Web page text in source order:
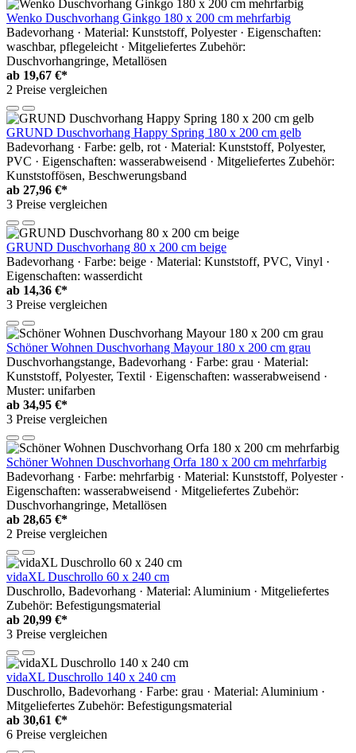
Wenko Duschvorhang Ginkgo 180 x 200 cm mehrfarbig
Badevorhang · Material: Kunststoff, Polyester · Eigenschaften:
waschbar, pflegeleicht · Mitgeliefertes Zubehör:
Duschvorhangringe, Metallösen
ab 19,67 €*
2 Preise vergleichen
GRUND Duschvorhang Happy Spring 180 x 200 cm gelb
Badevorhang · Farbe: gelb, rot · Material: Kunststoff, Polyester,
PVC · Eigenschaften: wasserabweisend · Mitgeliefertes Zubehör:
Kunststoffösen, Beschwerungsband
ab 27,96 €*
3 Preise vergleichen
GRUND Duschvorhang 80 x 200 cm beige
Badevorhang · Farbe: beige · Material: Kunststoff, PVC, Vinyl ·
Eigenschaften: wasserdicht
ab 14,36 €*
3 Preise vergleichen
Schöner Wohnen Duschvorhang Mayour 180 x 200 cm grau
Duschvorhangstange, Badevorhang · Farbe: grau · Material:
Kunststoff, Polyester, Textil · Eigenschaften: wasserabweisend ·
Muster: unifarben
ab 34,95 €*
3 Preise vergleichen
Schöner Wohnen Duschvorhang Orfa 180 x 200 cm mehrfarbig
Badevorhang · Farbe: mehrfarbig · Material: Kunststoff, Polyester ·
Eigenschaften: wasserabweisend · Mitgeliefertes Zubehör:
Duschvorhangringe, Metallösen
ab 28,65 €*
2 Preise vergleichen
vidaXL Duschrollo 60 x 240 cm
Duschrollo, Badevorhang · Material: Aluminium · Mitgeliefertes
Zubehör: Befestigungsmaterial
ab 20,99 €*
3 Preise vergleichen
vidaXL Duschrollo 140 x 240 cm
Duschrollo, Badevorhang · Farbe: grau · Material: Aluminium ·
Mitgeliefertes Zubehör: Befestigungsmaterial
ab 30,61 €*
6 Preise vergleichen